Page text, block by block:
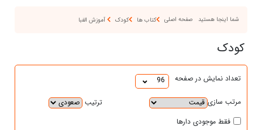
شما اینجا هستید صفحه اصلی کتاب ها کودک آموزش الفبا
کودک
96 تعداد نمایش در صفحه
مرتب سازی ترتیب
فقط موجودی دارها